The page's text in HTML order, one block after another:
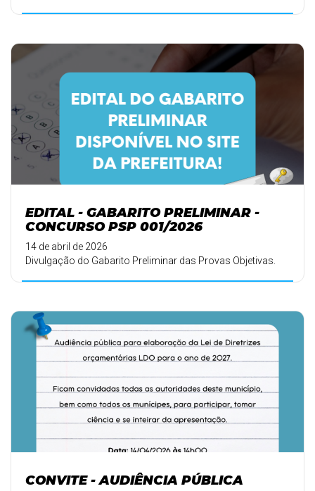
EDITAL - GABARITO PRELIMINAR -
CONCURSO PSP 001/2026
14 de abril de 2026
Divulgação do Gabarito Preliminar das Provas Objetivas.
CONVITE - AUDIÊNCIA PÚBLICA